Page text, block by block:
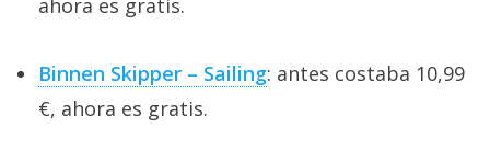
ahora es gratis.
Binnen Skipper – Sailing: antes costaba 10,99
€, ahora es gratis.